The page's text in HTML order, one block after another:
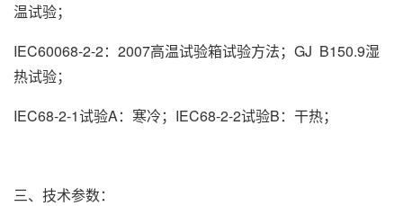
温试验；
IEC60068-2-2：2007高温试验箱试验方法；GJ B150.9湿
热试验；
IEC68-2-1试验A：寒冷；IEC68-2-2试验B：干热；
三、技术参数：